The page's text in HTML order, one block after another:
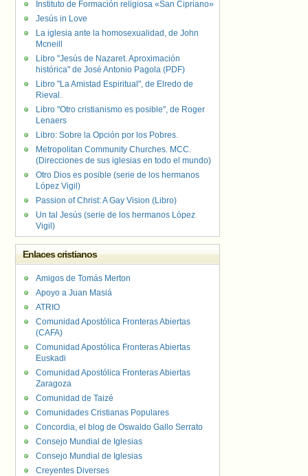
Instituto de Formación religiosa «San Cipriano»
Jesús in Love
La iglesia ante la homosexualidad, de John
Mcneill
Libro "Jesús de Nazaret. Aproximación
histórica" de José Antonio Pagola (PDF)
Libro "La Amistad Espiritual", de Elredo de
Rieval.
Libro "Otro cristianismo es posible", de Roger
Lenaers
Libro: Sobre la Opción por los Pobres.
Metropolitan Community Churches. MCC.
(Direcciones de sus iglesias en todo el mundo)
Otro Dios es posible (serie de los hermanos
López Vigil)
Passion of Christ: A Gay Vision (Libro)
Un tal Jesús (serie de los hermanos López
Vigil)
Enlaces cristianos
Amigos de Tomás Merton
Apoyo a Juan Masiá
ATRIO
Comunidad Apostólica Fronteras Abiertas
(CAFA)
Comunidad Apostólica Fronteras Abiertas
Euskadi
Comunidad Apostólica Fronteras Abiertas
Zaragoza
Comunidad de Taizé
Comunidades Cristianas Populares
Concordia, el blog de Oswaldo Gallo Serrato
Consejo Mundial de Iglesias
Consejo Mundial de Iglesias
Creyentes Diverses